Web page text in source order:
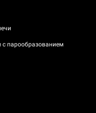
парообразованием